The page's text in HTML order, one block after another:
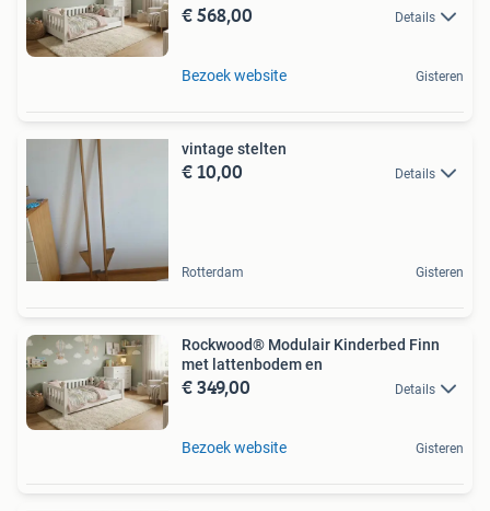
€ 568,00 Details
Bezoek website Gisteren
vintage stelten
€ 10,00 Details
Rotterdam Gisteren
Rockwood® Modulair Kinderbed Finn
met lattenbodem en
€ 349,00 Details
Bezoek website Gisteren